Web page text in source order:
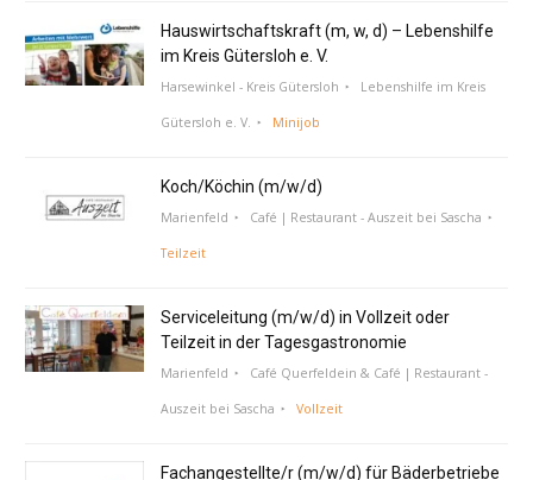
Hauswirtschaftskraft (m, w, d) – Lebenshilfe
im Kreis Gütersloh e. V.
Harsewinkel - Kreis Gütersloh Lebenshilfe im Kreis
Gütersloh e. V. Minijob
Koch/Köchin (m/w/d)
Marienfeld Café | Restaurant - Auszeit bei Sascha
Teilzeit
Serviceleitung (m/w/d) in Vollzeit oder
Teilzeit in der Tagesgastronomie
Marienfeld Café Querfeldein & Café | Restaurant -
Auszeit bei Sascha Vollzeit
Fachangestellte/r (m/w/d) für Bäderbetriebe